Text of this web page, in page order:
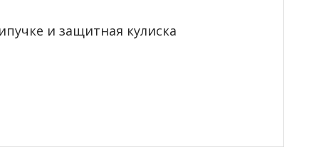
и защитная кулиска